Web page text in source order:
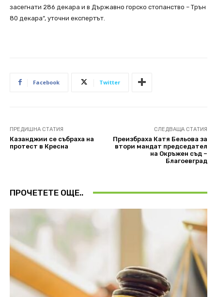
засегнати 286 декара и в Държавно горско стопанство – Трън
80 декара“, уточни експертът.
Facebook Twitter
ПРЕДИШНА СТАТИЯ
Казанджии се събраха на
протест в Кресна
СЛЕДВАЩА СТАТИЯ
Преизбраха Катя Бельова за
втори мандат председател
на Окръжен съд –
Благоевград
ПРОЧЕТЕТЕ ОЩЕ..